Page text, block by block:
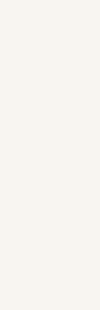
م...